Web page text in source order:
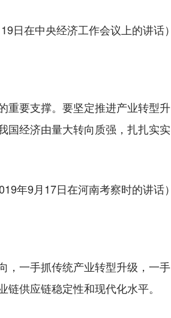
日在中央经济工作会议上的讲话）
要支撑。要坚定推进产业转型升
国经济由量大转向质强，扎扎实实
年9月17日在河南考察时的讲话）
一手抓传统产业转型升级，一手
供应链稳定性和现代化水平。